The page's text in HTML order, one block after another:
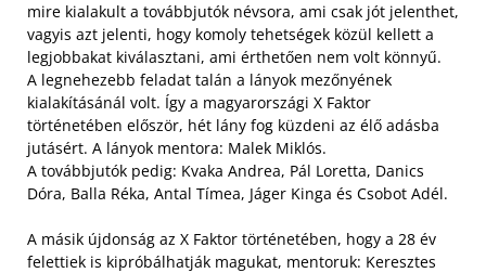
mire kialakult a továbbjutók névsora, ami csak jót jelenthet,
vagyis azt jelenti, hogy komoly tehetségek közül kellett a
legjobbakat kiválasztani, ami érthetően nem volt könnyű.
A legnehezebb feladat talán a lányok mezőnyének
kialakításánál volt. Így a magyarországi X Faktor
történetében először, hét lány fog küzdeni az élő adásba
jutásért. A lányok mentora: Malek Miklós.
A továbbjutók pedig: Kvaka Andrea, Pál Loretta, Danics
Dóra, Balla Réka, Antal Tímea, Jáger Kinga és Csobot Adél.
A másik újdonság az X Faktor történetében, hogy a 28 év
felettiek is kipróbálhatják magukat, mentoruk: Keresztes